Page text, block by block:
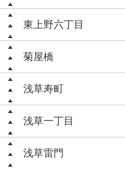
東上野六丁目
菊屋橋
浅草寿町
浅草一丁目
浅草雷門